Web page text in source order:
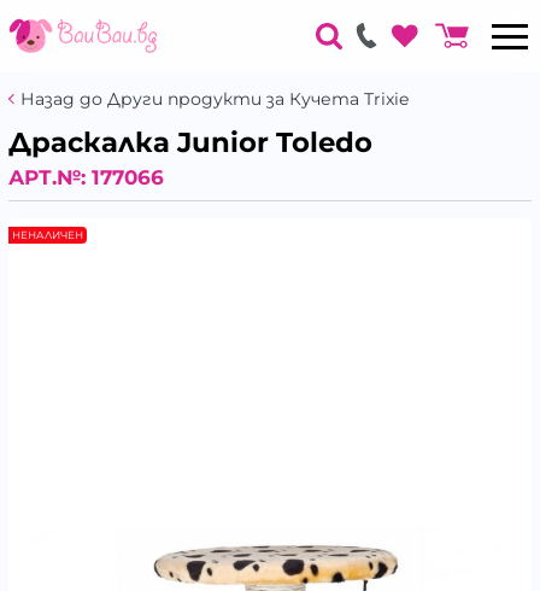
Назад до Други продукти за Кучета Trixie
Драскалка Junior Toledo
АРТ.№: 177066
НЕНАЛИЧЕН